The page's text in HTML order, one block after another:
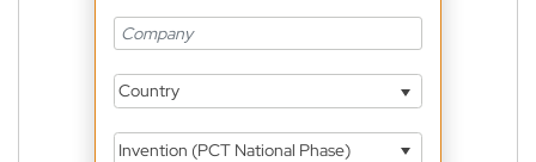
Country
Invention (PCT National Phase)